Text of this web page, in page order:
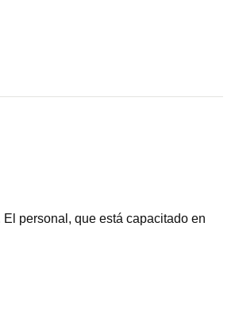
personal, que está capacitado en